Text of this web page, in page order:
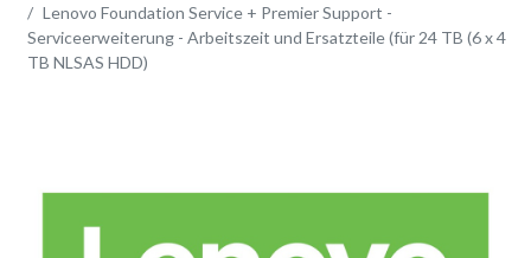
Lenovo Foundation Service + Premier Support -
Serviceerweiterung - Arbeitszeit und Ersatzteile (für 24 TB (6 x 4
TB NLSAS HDD)